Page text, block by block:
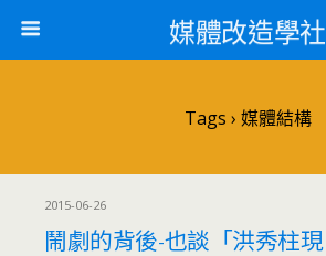
媒體改造學社
Tags › 媒體結構
2015-06-26
鬧劇的背後-也談「洪秀柱現